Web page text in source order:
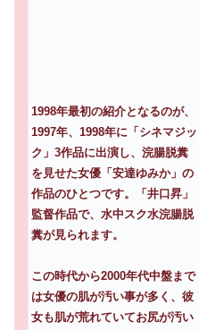
1998年最初の紹介となるのが、
1997年、1998年に「シネマジッ
ク」3作品に出演し、浣腸脱糞
を見せた女優「安達ゆみか」の
作品のひとつです。「井口昇」
監督作品で、水中スク水浣腸脱
糞が見られます。
この時代から2000年代中盤まで
は女優の肌が汚い事が多く、彼
女も肌が荒れていてお尻が汚い